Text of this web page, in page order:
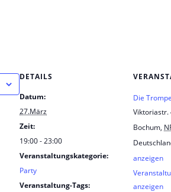
DETAILS
Datum:
27.März
Zeit:
19:00 - 23:00
Veranstaltungskategorie:
Party
Veranstaltung-Tags:
Die
Viktoriastr.
Bochum,
anzeigen
anzeigen